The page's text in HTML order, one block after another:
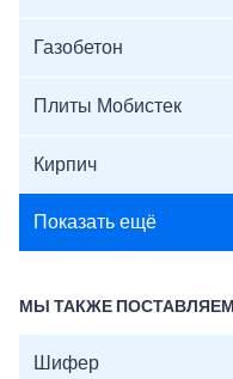
Газобетон
Плиты Мобистек
Кирпич
Показать ещё
МЫ ТАКЖЕ ПОСТАВЛЯЕМ
Шифер